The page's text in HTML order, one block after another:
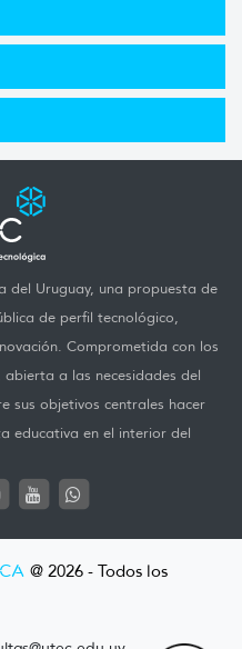
del Uruguay, una propuesta de
de perfil tecnológico,
Comprometida con los
a las necesidades del
sus objetivos centrales hacer
educativa en el interior del
@ 2026 - Todos los